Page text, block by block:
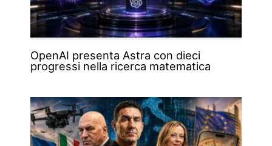
OpenAI presenta Astra con dieci
progressi nella ricerca matematica